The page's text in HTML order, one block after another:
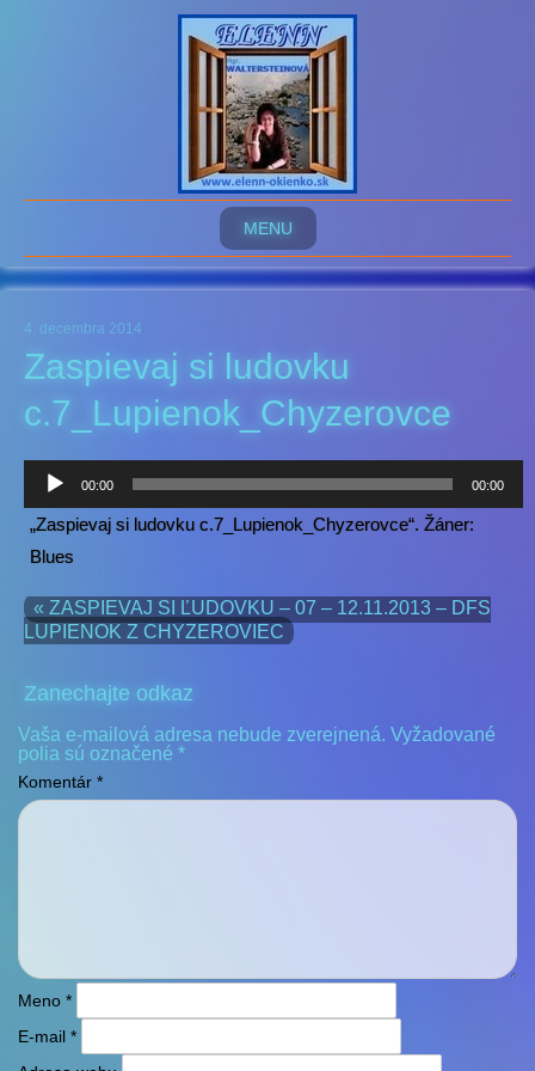
MENU
4. decembra 2014
Zaspievaj si ludovku
c.7_Lupienok_Chyzerovce
Audio
prehrávač
00:00 00:00
„Zaspievaj si ludovku c.7_Lupienok_Chyzerovce“. Žáner:
Blues
« ZASPIEVAJ SI ĽUDOVKU – 07 – 12.11.2013 – DFS
LUPIENOK Z CHYZEROVIEC
Zanechajte odkaz
Vaša e-mailová adresa nebude zverejnená. Vyžadované
polia sú označené *
Komentár *
Meno *
E-mail *